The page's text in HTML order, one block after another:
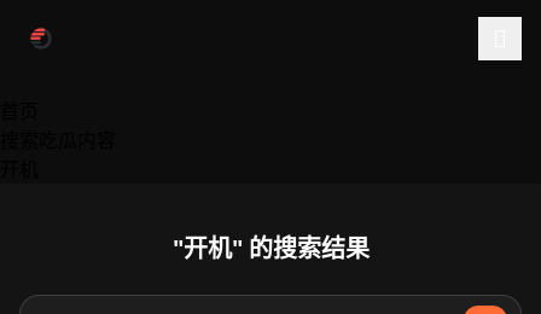
"开机" 的搜索结果